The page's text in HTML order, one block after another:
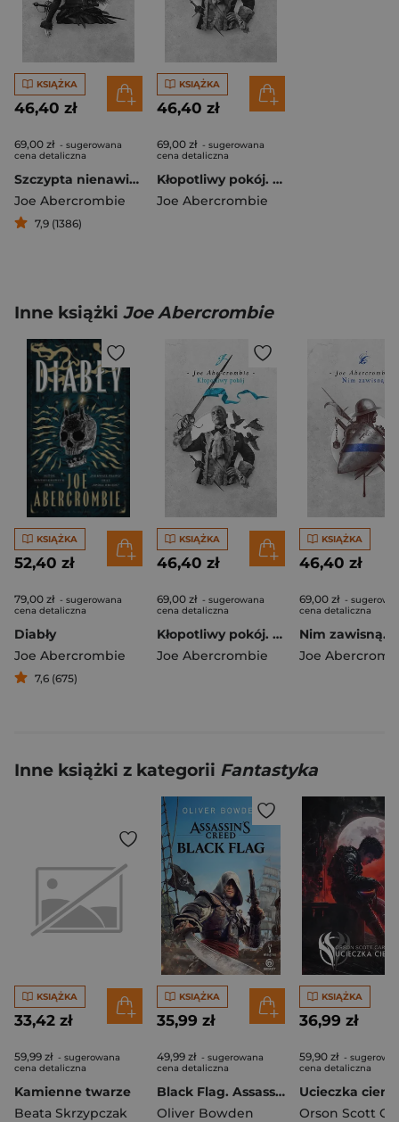
KSIĄŻKA
46,40 zł
69,00 zł - sugerowana
cena detaliczna
Szczypta nienawiści
Joe Abercrombie
7,9 (1386)
KSIĄŻKA
46,40 zł
69,00 zł - sugerowana
cena detaliczna
Kłopotliwy pokój. Cykl Pierwsze prawo
Joe Abercrombie
Inne książki Joe Abercrombie
KSIĄŻKA
52,40 zł
79,00 zł - sugerowana
cena detaliczna
Diabły
Joe Abercrombie
7,6 (675)
KSIĄŻKA
46,40 zł
69,00 zł - sugerowana
cena detaliczna
Kłopotliwy pokój. Cykl Pierwsze prawo
Joe Abercrombie
KSIĄŻKA
46,40 zł
69,00 zł -
cena detaliczna
Joe
Inne książki z kategorii Fantastyka
KSIĄŻKA
33,42 zł
59,99 zł - sugerowana
cena detaliczna
Kamienne twarze
Beata Skrzypczak
KSIĄŻKA
35,99 zł
49,99 zł - sugerowana
cena detaliczna
Black Flag. Assassin’s Creed
Oliver Bowden
KSIĄŻKA
36,99 zł
59,90 zł -
cena detaliczna
Ucieczka
Orson Scott